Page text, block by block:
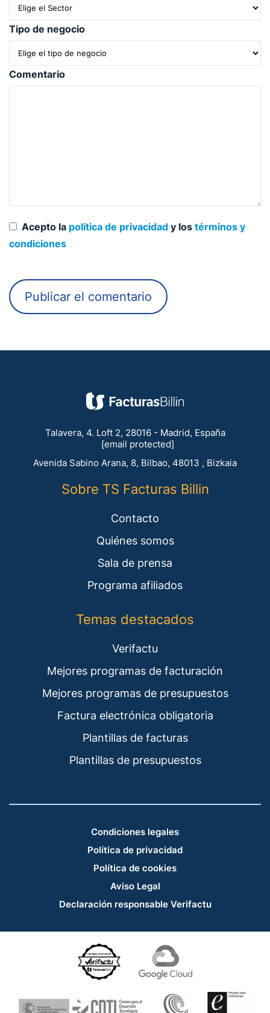
Tipo de negocio
Comentario
Acepto la política de privacidad y los términos y
condiciones
Talavera, 4. Loft 2, 28016 - Madrid, España
[email protected]
Avenida Sabino Arana, 8, Bilbao, 48013 , Bizkaia
Sobre TS Facturas Billin
Contacto
Quiénes somos
Sala de prensa
Programa afiliados
Temas destacados
Verifactu
Mejores programas de facturación
Mejores programas de presupuestos
Factura electrónica obligatoria
Plantillas de facturas
Plantillas de presupuestos
Condiciones legales
Política de privacidad
Política de cookies
Aviso Legal
Declaración responsable Verifactu